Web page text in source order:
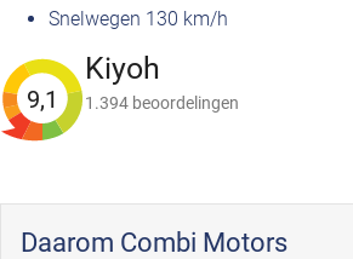
Snelwegen 130 km/h
9,1
Kiyoh
1.394 beoordelingen
Daarom Combi Motors